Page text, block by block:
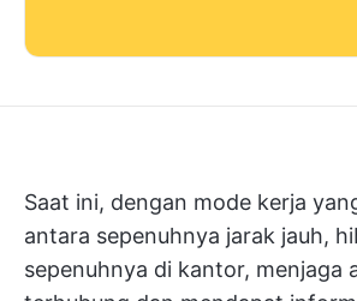
Saat ini, dengan mode kerja
antara sepenuhnya jarak jauh,
sepenuhnya di kantor, menjaga